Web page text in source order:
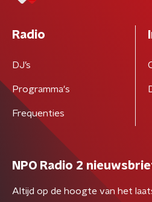
Radio
DJ’s
Programma's
Frequenties
NPO Radio 2
Altijd op de hoogte van het